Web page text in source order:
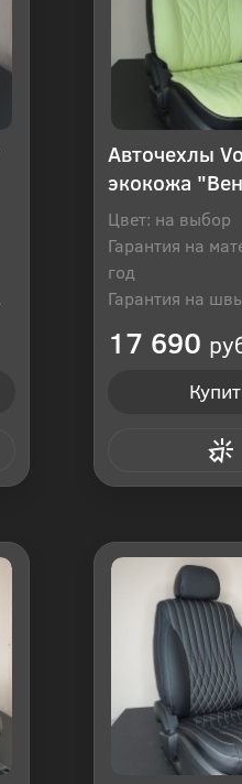
Авточехлы
экокожа
Цвет: на выбор
Гарантия на
год
Гарантия на
17 690